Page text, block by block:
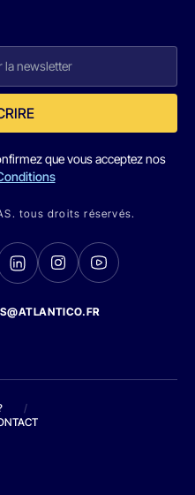
que vous acceptez nos
tous droits réservés.
/